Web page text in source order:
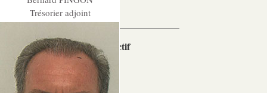
Placement familial spécialisé
Pôle Hébergement Collectif
Le Moulin du Vaisseau
La Verdière
Trésorier adjoint